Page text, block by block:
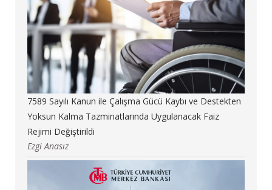
7589 Sayılı Kanun ile Çalışma Gücü Kaybı ve Destekten
Yoksun Kalma Tazminatlarında Uygulanacak Faiz
Rejimi Değiştirildi
Ezgi Anasız